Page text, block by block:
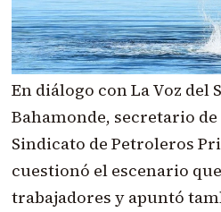
En diálogo con La Voz del
Bahamonde, secretario
Sindicato de Petroleros
cuestionó el escenario
trabajadores y apuntó